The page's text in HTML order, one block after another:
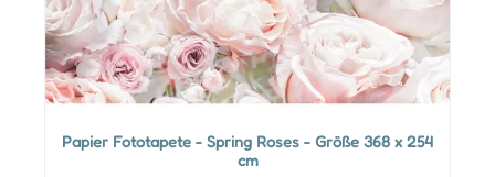
Papier Fototapete - Spring Roses - Größe 368 x 254
cm